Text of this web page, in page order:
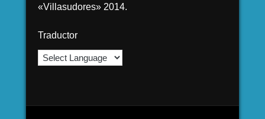
«Villasudores» 2014.
Traductor